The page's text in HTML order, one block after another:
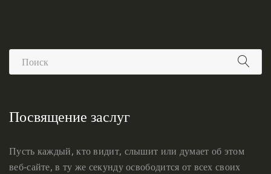
Посвящение заслуг
Пусть каждый, кто видит, слышит или думает об этом
веб-сайте, в ту же секунду освободится от всех своих